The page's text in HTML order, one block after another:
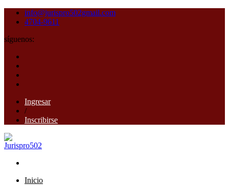
info@jurispro502gmail.com
4704-9611
síguenos:
Ingresar
/
Inscribirse
Inicio